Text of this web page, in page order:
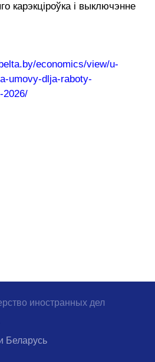
карэкціроўка і выключэнне
economics/view/u-
umovy-dlja-raboty-
2026/
иностранных дел
Беларусь